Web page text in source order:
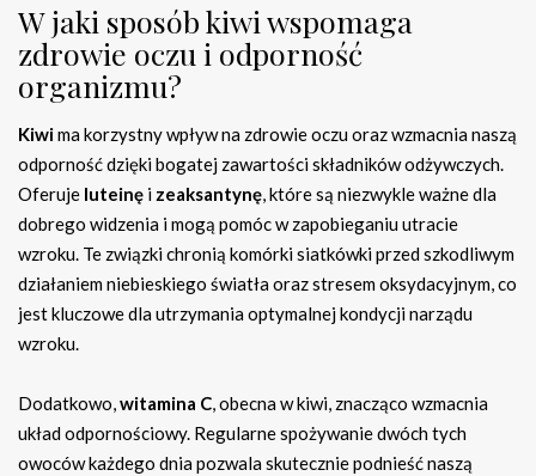
W jaki sposób kiwi wspomaga
zdrowie oczu i odporność
organizmu?
Kiwima korzystny wpływ na zdrowie oczu oraz wzmacnia naszą
odporność dzięki bogatej zawartości składników odżywczych.
Oferuje luteinę i zeaksantynę, które są niezwykle ważne dla
dobrego widzenia i mogą pomóc w zapobieganiu utracie
wzroku. Te związki chronią komórki siatkówki przed szkodliwym
działaniem niebieskiego światła oraz stresem oksydacyjnym, co
jest kluczowe dla utrzymania optymalnej kondycji narządu
wzroku.
Dodatkowo,witamina C, obecna w kiwi, znacząco wzmacnia
układ odpornościowy. Regularne spożywanie dwóch tych
owoców każdego dnia pozwala skutecznie podnieść naszą